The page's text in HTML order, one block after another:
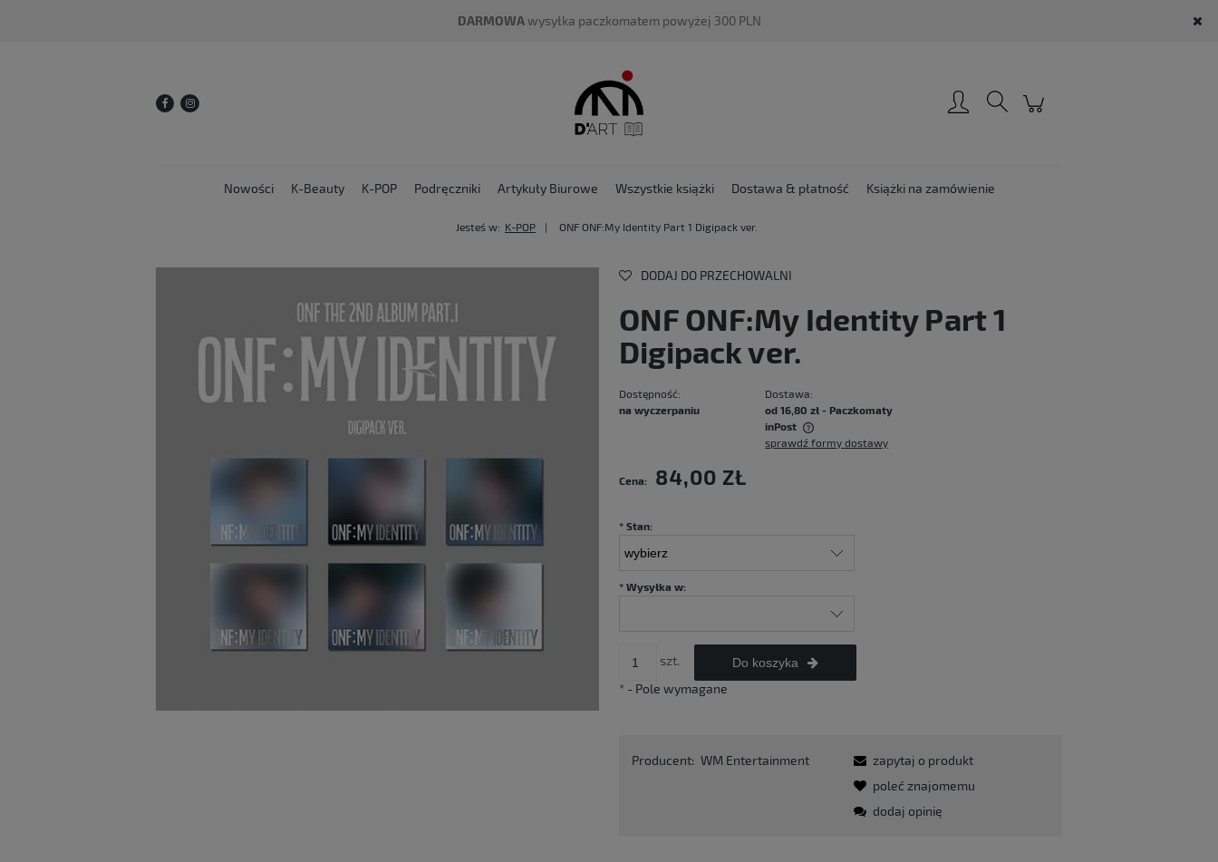
DARMOWAwysyłka paczkomatem powyżej 300 PLN
Nowości K-Beauty K-POP Podręczniki Artykuły Biurowe Wszystkie książki Dostawa & płatność Książki na zamówienie
Jesteś w: K-POP ONF ONF:My Identity Part 1 Digipack ver.
DODAJ DO PRZECHOWALNI
ONF ONF:My Identity Part 1
Digipack ver.
Dostępność:
na wyczerpaniu
Dostawa:
od 16,80 zł - Paczkomaty
inPost
płatności
sprawdź formy dostawy
Cena: 84,00 ZŁ
*Stan:
*Wysyłka w:
szt. Do koszyka
*- Pole wymagane
Producent: WM Entertainment
zapytaj o produkt
poleć znajomemu
dodaj opinię